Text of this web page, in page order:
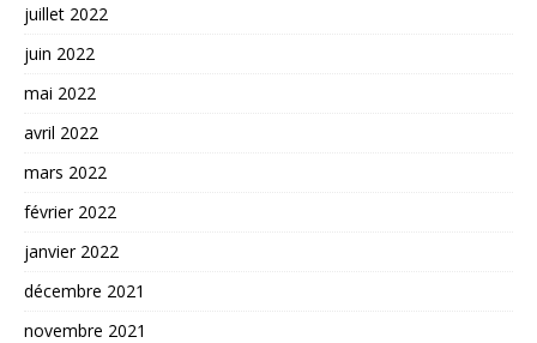
juillet 2022
juin 2022
mai 2022
avril 2022
mars 2022
février 2022
janvier 2022
décembre 2021
novembre 2021